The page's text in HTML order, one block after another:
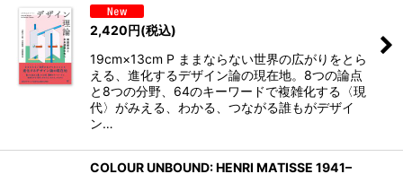
2,420円(税込)
19cm×13cm P ままならない世界の広がりをとら
える、進化するデザイン論の現在地。8つの論点
と8つの分野、64のキーワードで複雑化する〈現
代〉がみえる、わかる、つながる誰もがデザイ
ン…
COLOUR UNBOUND: HENRI MATISSE 1941–